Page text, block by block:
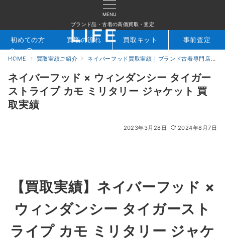
MENU
ブランド品・古着の高価買取・査定
検索 お問合せ
初めての方 買取の流れ 買取キット 事前査定
HOME 買取実績ご紹介 ネイバーフッド買取実績｜ブランド古着専門店LIFE
ネイバーフッド × ウィンダンシー タイガー
ストライプ カモ ミリタリー ジャケット 買
取実績
2023年3月28日 2024年8月7日
【買取実績】ネイバーフッド ×
ウィンダンシー タイガースト
ライプ カモ ミリタリー ジャケ